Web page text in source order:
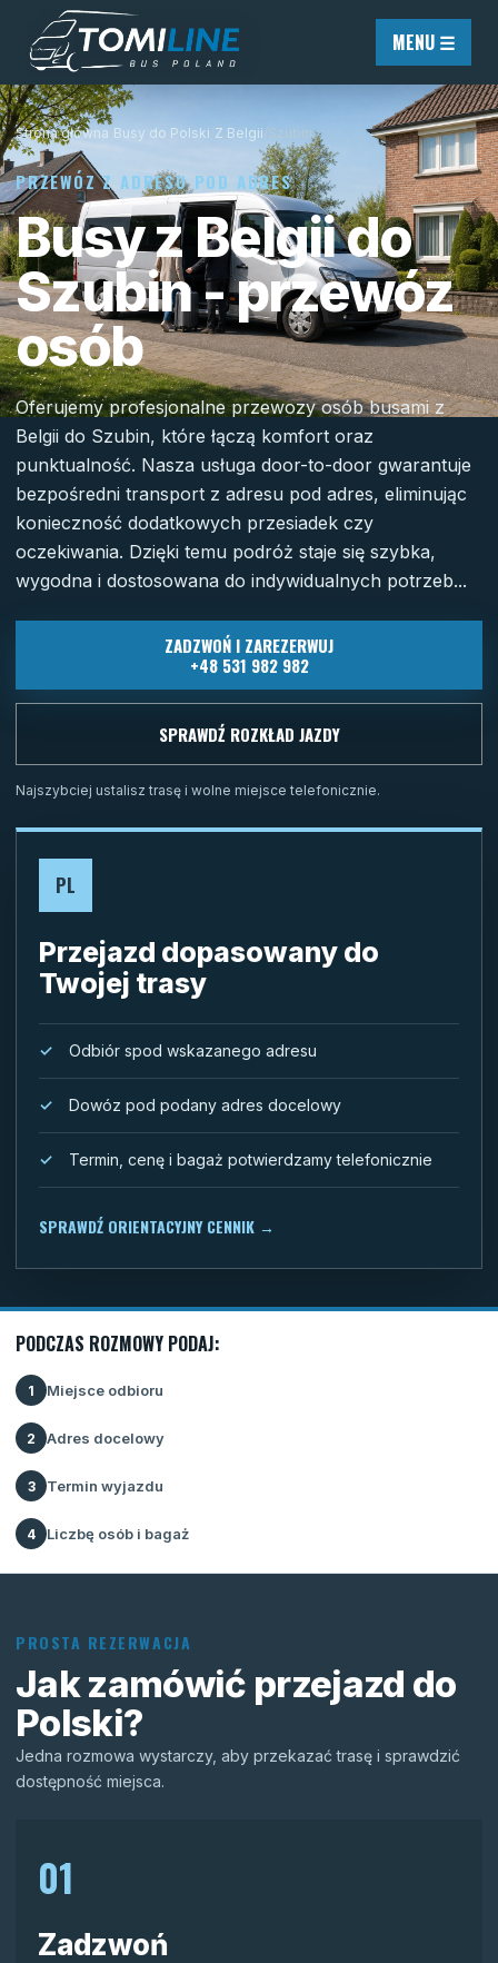
Przejdź do treści
MENU ☰
Strona główna Busy do Polski Z Belgii/Szubin
PRZEWÓZ Z ADRESU POD ADRES
Busy z Belgii do
Szubin - przewóz
osób
Oferujemy profesjonalne przewozy osób busami z
Belgii do Szubin, które łączą komfort oraz
punktualność. Nasza usługa door-to-door gwarantuje
bezpośredni transport z adresu pod adres, eliminując
konieczność dodatkowych przesiadek czy
oczekiwania. Dzięki temu podróż staje się szybka,
wygodna i dostosowana do indywidualnych potrzeb...
ZADZWOŃ I ZAREZERWUJ
+48 531 982 982
SPRAWDŹ ROZKŁAD JAZDY
Najszybciej ustalisz trasę i wolne miejsce telefonicznie.
PL
Przejazd dopasowany do
Twojej trasy
Odbiór spod wskazanego adresu
Dowóz pod podany adres docelowy
Termin, cenę i bagaż potwierdzamy telefonicznie
SPRAWDŹ ORIENTACYJNY CENNIK →
PODCZAS ROZMOWY PODAJ:
1 Miejsce odbioru
2 Adres docelowy
3 Termin wyjazdu
4 Liczbę osób i bagaż
PROSTA REZERWACJA
Jak zamówić przejazd do
Polski?
Jedna rozmowa wystarczy, aby przekazać trasę i sprawdzić
dostępność miejsca.
01
Zadzwoń